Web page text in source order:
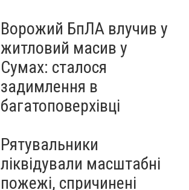
Ворожий БпЛА влучив у
житловий масив у
Сумах: сталося
задимлення в
багатоповерхівці
Рятувальники
ліквідували масштабні
пожежі, спричинені